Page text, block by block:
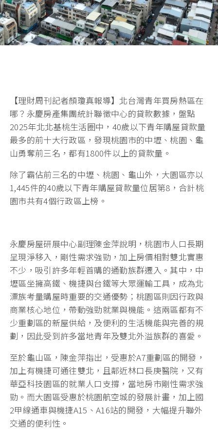
【理財周刊記者顏瓊真報導】北台灣青年買房熱區在
哪？永慶房產集團統計聯徵中心的貸款數據，盤點
2025年北北基桃生活圈中，40歲以下青年購屋貸款量
最多的前十大行政區，發現桃園市的中壢、桃園、龜
山勇奪前三名，都有1800件以上的貸款量。
除了霸佔前三名的中壢、桃園、龜山外，大園區亦以
1,445件的40歲以下青年購屋貸款量位居第8，合計桃
園市共有4個行政區上榜。
永慶房屋研展中心副理陳金萍說明，桃園市人口長期
呈現淨移入，剛性需求強勁，加上房價相對雙北實惠
不少，吸引許多年輕首購的通勤族群遷入。其中，中
壢區坐擁高鐵、機捷與台鐵等大眾運輸工具，成為北
漂族考量購屋時重要的交通優勢；桃園區則因行政與
商業核心地位，帶動強勁就業與機能。這兩區都有不
少重劃區的新屋供給，及便利的生活機能與完善的規
劃，因此受到許多當地青年及雙北外溢族群的喜愛。
至於龜山區，陳金萍指出，受惠於A7重劃區的開發，
加上有機捷可通往雙北，且鄰近林口長庚醫院，又有
華亞科技園區的就業人口支撐，當地房市剛性需求強
勁。而大園區受惠於桃園航空城的發展計畫，加上國
2甲線通車與機捷A15、A16站的開發，大幅提升聯外
交通的便利性。